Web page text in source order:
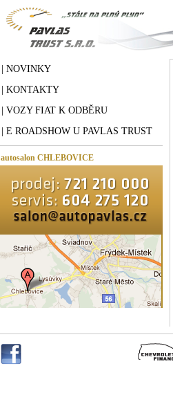
| NOVINKY
| KONTAKTY
| VOZY FIAT K ODBĚRU
| E ROADSHOW U PAVLAS TRUST
autosalon CHLEBOVICE